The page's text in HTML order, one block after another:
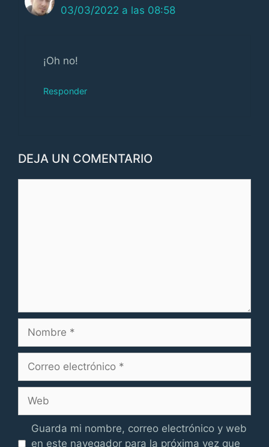
03/03/2022 a las 08:58
¡Oh no!
Responder
DEJA UN COMENTARIO
electrónico
Guarda mi nombre, correo electrónico y web
en este navegador para la próxima vez que